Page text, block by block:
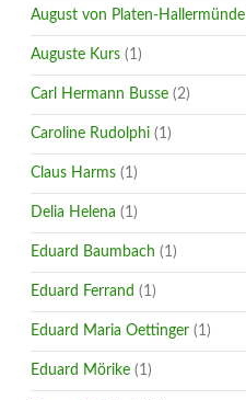
August von Platen-Hallermünde
Auguste Kurs (1)
Carl Hermann Busse (2)
Caroline Rudolphi (1)
Claus Harms (1)
Delia Helena (1)
Eduard Baumbach (1)
Eduard Ferrand (1)
Eduard Maria Oettinger (1)
Eduard Mörike (1)